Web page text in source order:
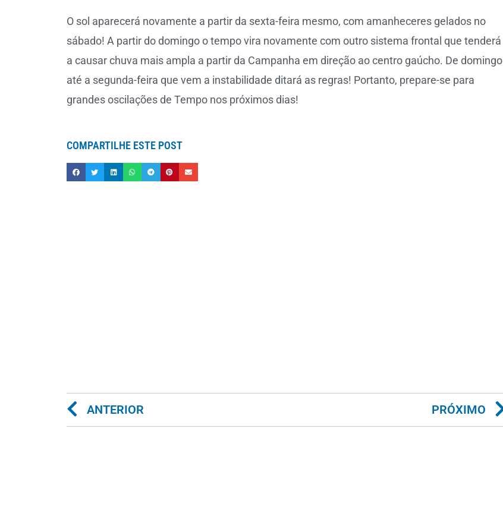
O sol aparecerá novamente a partir da sexta-feira mesmo, com amanheceres gelados no
sábado! A partir do domingo o tempo vira novamente com outro sistema frontal que tenderá
a causar chuva mais ampla a partir da Campanha em direção ao centro gaúcho. De domingo
até a segunda-feira que vem a instabilidade ditará as regras! Portanto, prepare-se para
grandes oscilações de Tempo nos próximos dias!
COMPARTILHE ESTE POST
ANTERIOR PRÓXIMO